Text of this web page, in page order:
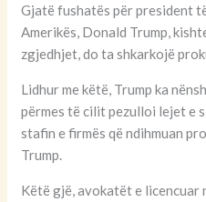
Gjatë fushatës për president
Amerikës, Donald Trump,
zgjedhjet, do ta shkarkojë
Lidhur me këtë, Trump ka
përmes të cilit pezulloi lejet e
stafin e firmës që ndihmuan
Trump.
Këtë gjë, avokatët e licencuar